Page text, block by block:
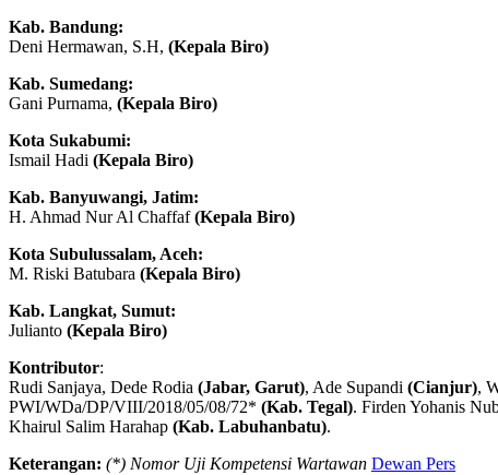
Kab. Bandung:
Deni Hermawan, S.H, (Kepala Biro)
Kab. Sumedang:
Gani Purnama, (Kepala Biro)
Kota Sukabumi:
Ismail Hadi (Kepala Biro)
Kab. Banyuwangi, Jatim:
H. Ahmad Nur Al Chaffaf(Kepala Biro)
Kota Subulussalam, Aceh:
M. Riski Batubara (Kepala Biro)
Kab. Langkat, Sumut:
Julianto (Kepala Biro)
Kontributor:
Rudi Sanjaya, Dede Rodia (Jabar, Garut), Ade Supandi (Cianjur),
PWI/WDa/DP/VIII/2018/05/08/72* (Kab. Tegal). Firden Yohanis
Khairul Salim Harahap (Kab. Labuhanbatu).
Keterangan: (*) Nomor Uji Kompetensi Wartawan Dewan Pers